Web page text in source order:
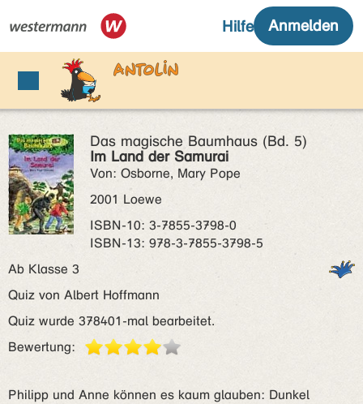
Das magische Baumhaus (Bd. 5)
Im Land der Samurai
Von: Osborne, Mary Pope
2001 Loewe
ISBN‑10: 3-7855-3798-0
ISBN‑13: 978-3-7855-3798-5
Ab Klasse 3
Quiz von Albert Hoffmann
Quiz wurde 378401-mal bearbeitet.
Bewertung:
Philipp und Anne können es kaum glauben: Dunkel